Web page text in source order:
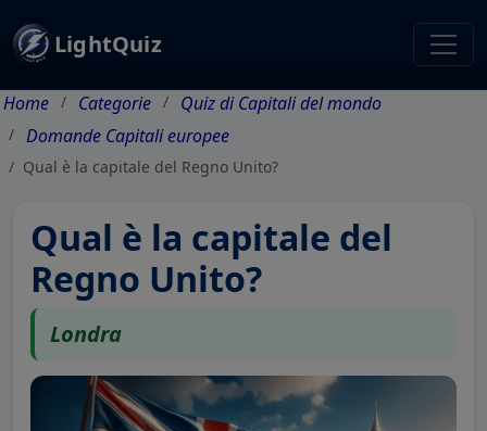
LightQuiz
Home Categorie
Quiz di Capitali del mondo
Domande Capitali europee
Qual è la capitale del Regno Unito?
Qual è la capitale del
Regno Unito?
Londra